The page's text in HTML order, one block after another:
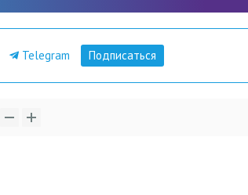
Telegram Подписаться